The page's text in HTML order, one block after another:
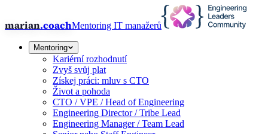
marian.coachMentoring IT manažerů
Mentoring
Kariérní rozhodnutí
Zvyš svůj plat
Získej práci: mluv s CTO
Život a pohoda
CTO / VPE / Head of Engineering
Engineering Director / Tribe Lead
Engineering Manager / Team Lead